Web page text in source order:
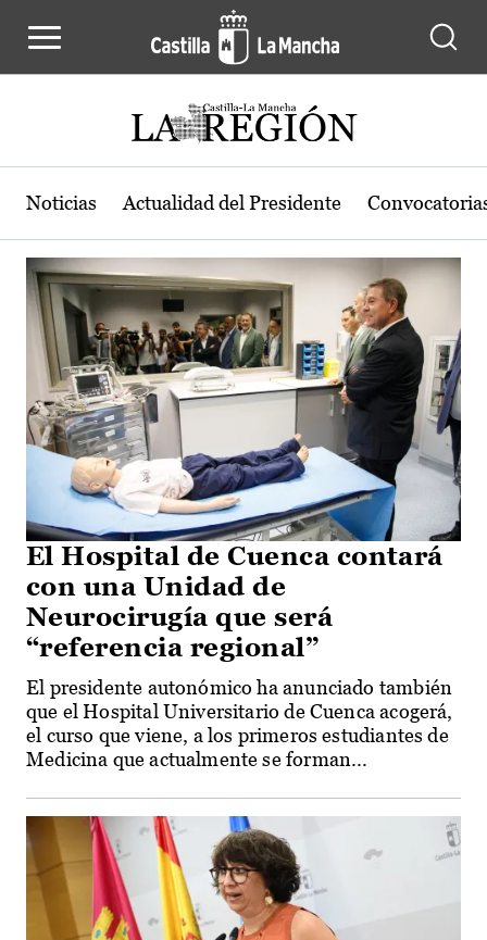
Actualidad de la región de Castilla-
Noticias Actualidad del Presidente
El Hospital de Cuenca contará
con una Unidad de
Neurocirugía que será
“referencia regional”
El presidente autonómico ha anunciado también
que el Hospital Universitario de Cuenca acogerá,
el curso que viene, a los primeros estudiantes de
Medicina que actualmente se forman...